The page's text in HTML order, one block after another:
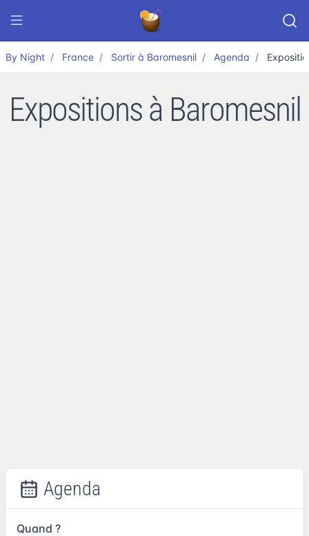
By Night France Sortir à Baromesnil Agenda
Expositions à Baromesnil
Agenda
Quand ?